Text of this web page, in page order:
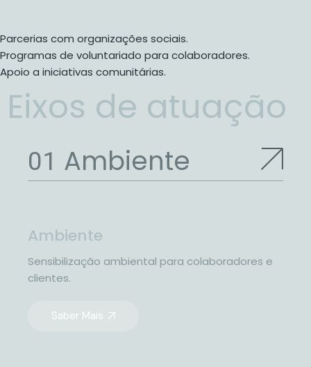
Parcerias com organizações sociais.
Programas de voluntariado para colaboradores.
Apoio a iniciativas comunitárias.
Eixos de atuação
Ambiente
Ambiente
Sensibilização ambiental para colaboradores e
clientes.
Saber Mais